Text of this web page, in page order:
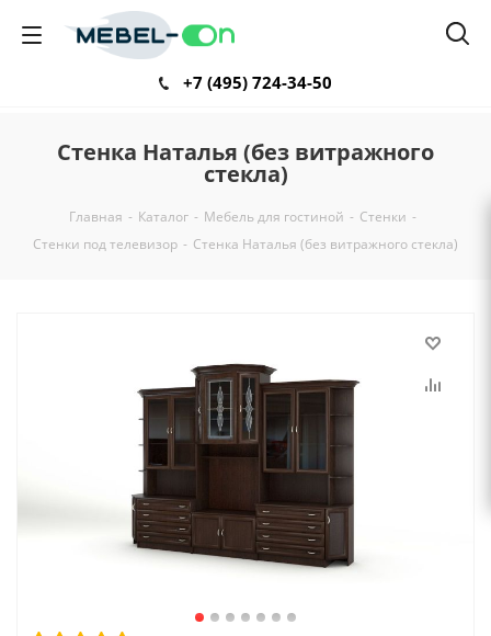
+7 (495) 724-34-50
Стенка Наталья (без витражного
стекла)
Главная - Каталог - Мебель для гостиной - Стенки -
Стенки под телевизор - Стенка Наталья (без витражного стекла)